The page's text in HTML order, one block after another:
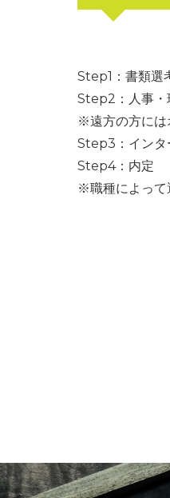
Step1：書類選
Step2：人事・
※遠方の方には
Step3：インタ
Step4：内定
※職種によって